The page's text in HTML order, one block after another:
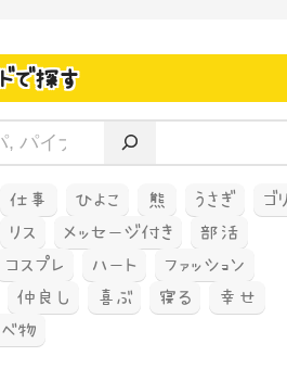
で探す
仕事 ひよこ 熊 うさぎ
ゴ
リス メッセージ付き
部活
コスプレ ハート
ファッション
仲良し 喜ぶ 寝る
幸せ
物